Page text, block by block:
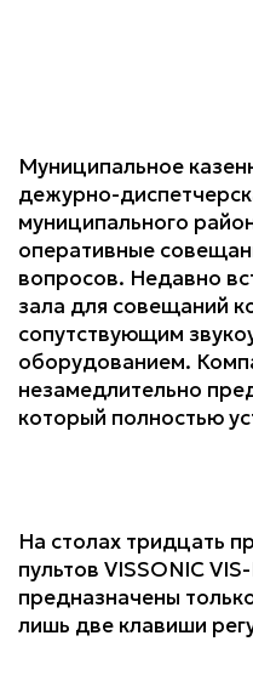
Муниципальное
дежурно-
муниципального
оперативные
вопросов. Недавно
зала для совещаний
сопутствующим
оборудованием.
незамедлительно
который полностью
На столах тридцать
пультов VISSONIC
предназначены
лишь две клавиши